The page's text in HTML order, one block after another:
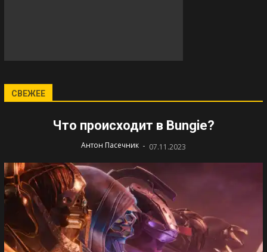
СВЕЖЕЕ
Что происходит в Bungie?
Антон Пасечник - 07.11.2023